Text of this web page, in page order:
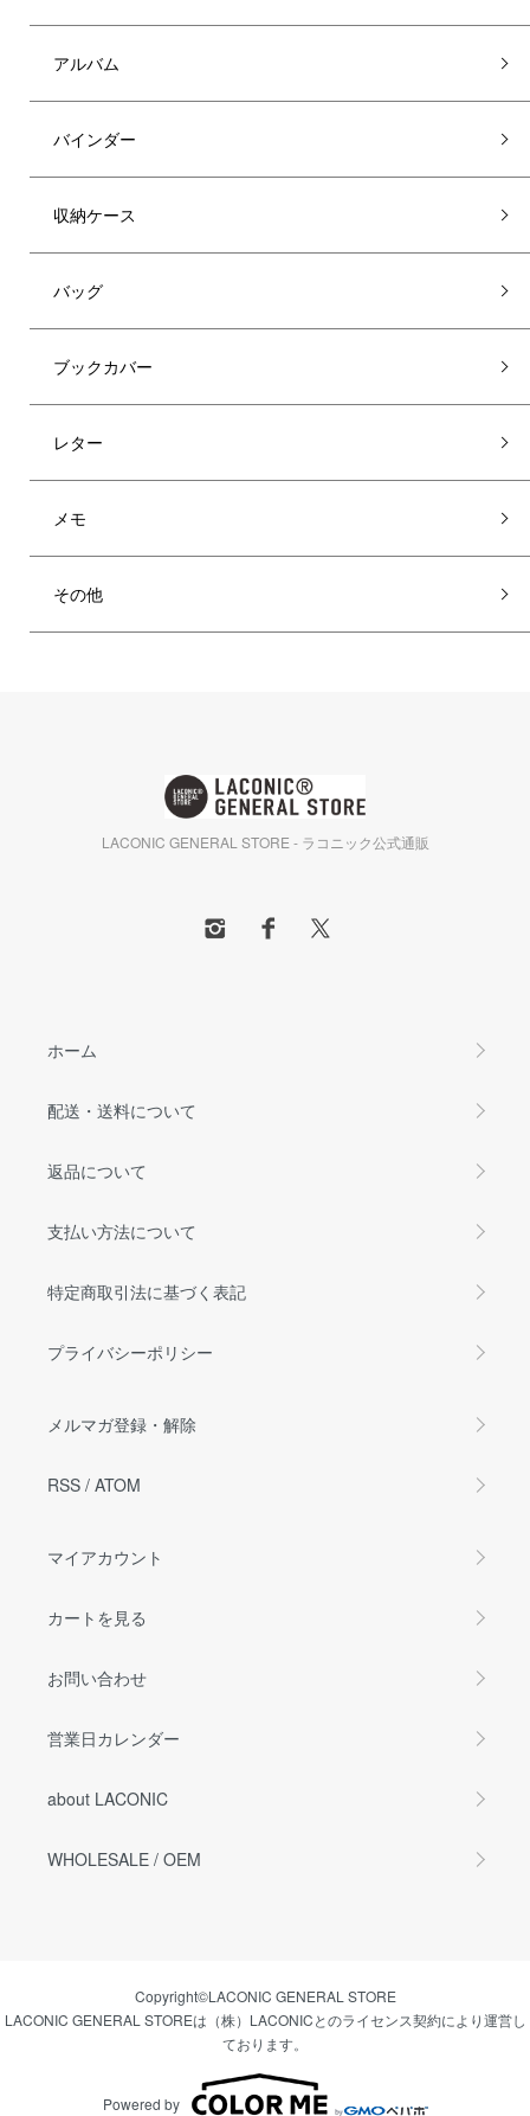
アルバム
バインダー
収納ケース
バッグ
ブックカバー
レター
メモ
その他
LACONIC GENERAL STORE - ラコニック公式通販
ホーム
配送・送料について
返品について
支払い方法について
特定商取引法に基づく表記
プライバシーポリシー
メルマガ登録・解除
RSS / ATOM
マイアカウント
カートを見る
お問い合わせ
営業日カレンダー
about LACONIC
WHOLESALE / OEM
Copyright©LACONIC GENERAL STORE
LACONIC GENERAL STOREは（株）LACONICとのライセンス契約により運営し
ております。
Powered by